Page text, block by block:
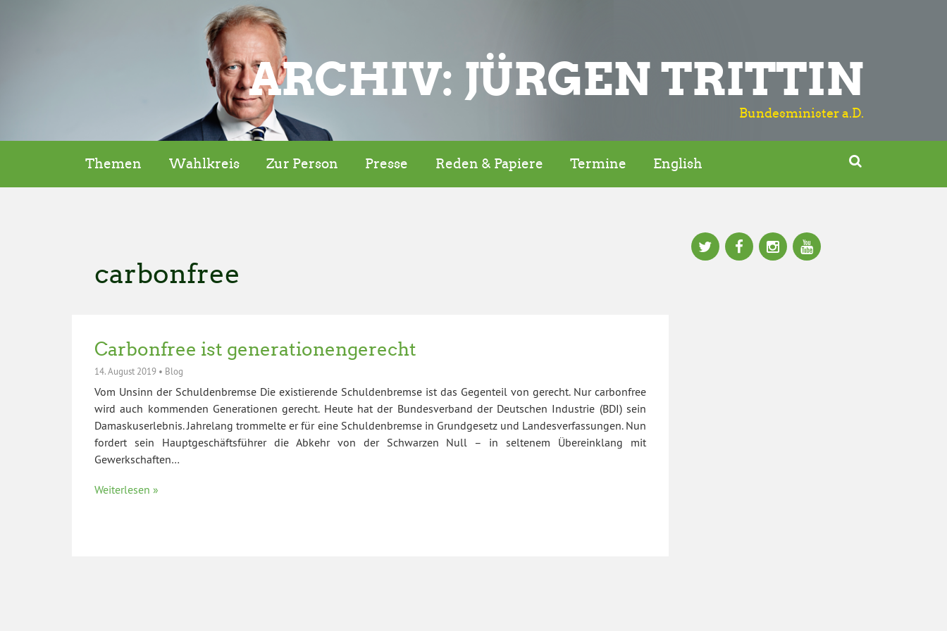
ARCHIV: JÜRGEN TRITTIN
Bundesminister a.D.
Themen Wahlkreis Zur Person Presse Reden & Papiere Termine English 
carbonfree
Carbonfree ist generationengerecht
14. August 2019 • Blog
Vom Unsinn der Schuldenbremse Die existierende Schuldenbremse ist das Gegenteil von gerecht. Nur carbonfree
wird auch kommenden Generationen gerecht. Heute hat der Bundesverband der Deutschen Industrie (BDI) sein
Damaskuserlebnis. Jahrelang trommelte er für eine Schuldenbremse in Grundgesetz und Landesverfassungen. Nun
fordert sein Hauptgeschäftsführer die Abkehr von der Schwarzen Null – in seltenem Übereinklang mit
Gewerkschaften…
Weiterlesen »